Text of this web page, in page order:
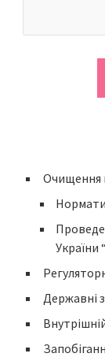
Очищення
України
Державні